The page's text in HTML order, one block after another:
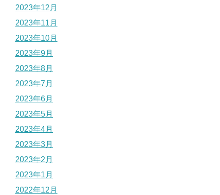
2023年12月
2023年11月
2023年10月
2023年9月
2023年8月
2023年7月
2023年6月
2023年5月
2023年4月
2023年3月
2023年2月
2023年1月
2022年12月